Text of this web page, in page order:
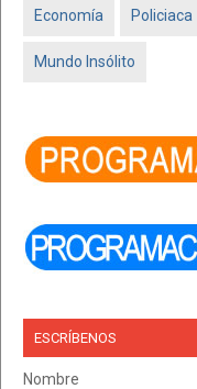
Economía Policiaca
Mundo Insólito
ESCRÍBENOS
Nombre